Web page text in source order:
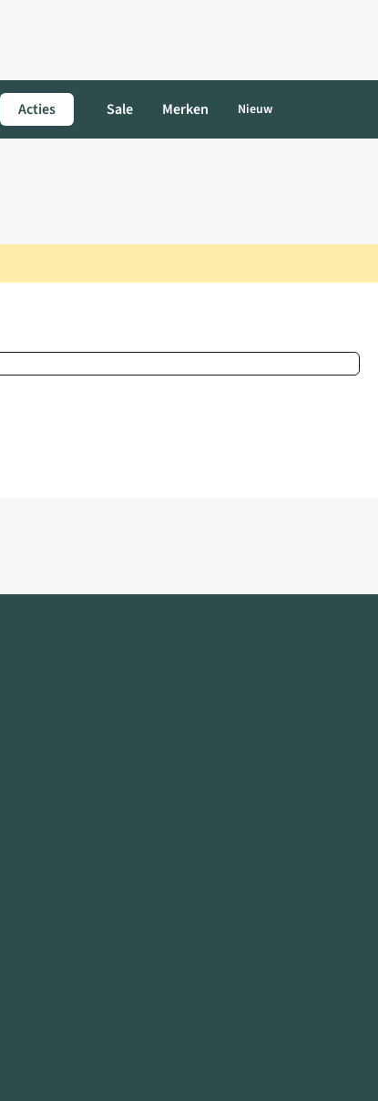
Acties Sale Merken Nieuw